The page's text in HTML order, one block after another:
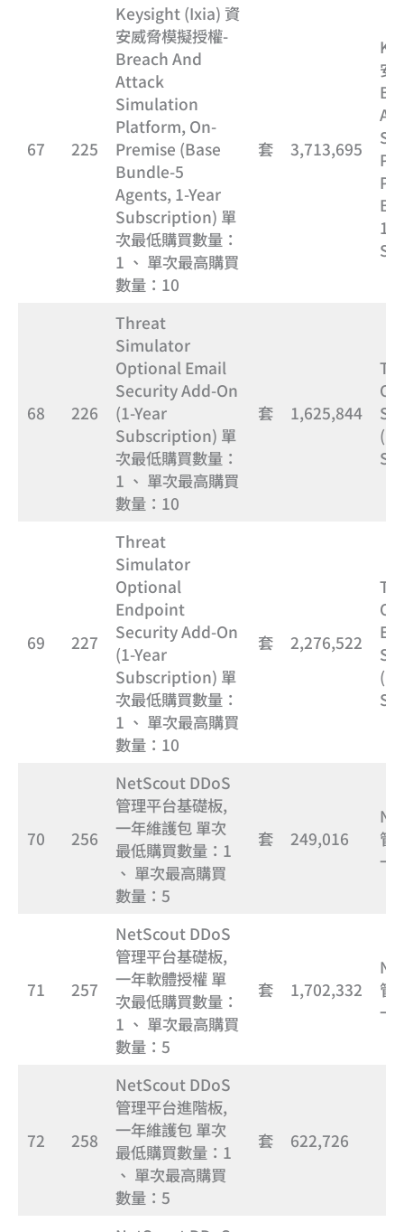
67 225
Keysight (Ixia) 資
安威脅模擬授權-
Breach And
Attack
Simulation
Platform, On-
Premise (Base
Bundle-5
Agents, 1-Year
Subscription) 單
次最低購買數量：
1 、 單次最高購買
數量：10
套 3,713,695
安
1-
68 226
Threat
Simulator
Optional Email
Security Add-On
(1-Year
Subscription) 單
次最低購買數量：
1 、 單次最高購買
數量：10
套 1,625,844
(1-
69 227
Threat
Simulator
Optional
Endpoint
Security Add-On
(1-Year
Subscription) 單
次最低購買數量：
1 、 單次最高購買
數量：10
套 2,276,522
(1-
70 256
NetScout DDoS
管理平台基礎板,
一年維護包 單次
最低購買數量：1
、 單次最高購買
數量：5
套 249,016
管
一
71 257
NetScout DDoS
管理平台基礎板,
一年軟體授權 單
次最低購買數量：
1 、 單次最高購買
數量：5
套 1,702,332
管
一
72 258
NetScout DDoS
管理平台進階板,
一年維護包 單次
最低購買數量：1
、 單次最高購買
數量：5
套 622,726